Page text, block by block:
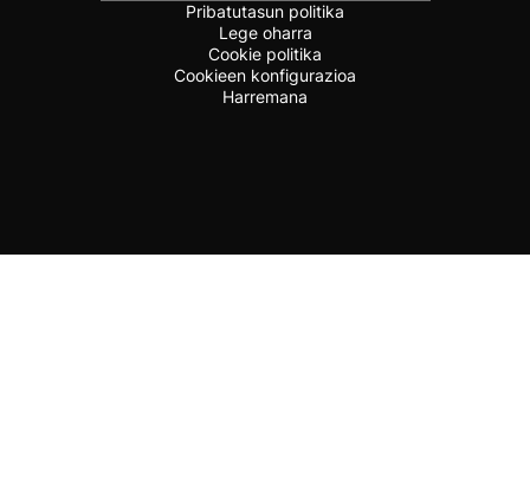
Pribatutasun politika
Lege oharra
Cookie politika
Cookieen konfigurazioa
Harremana